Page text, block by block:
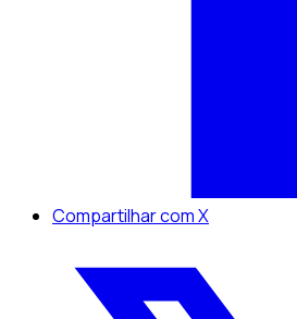
Compartilhar com X